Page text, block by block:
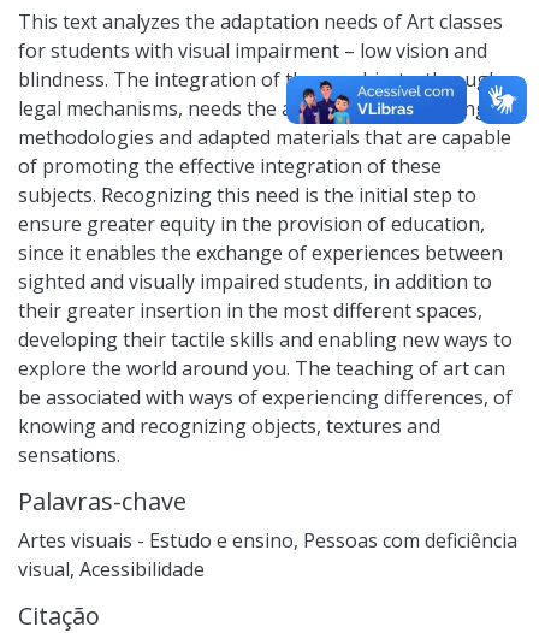
This text analyzes the adaptation needs of Art classes
for students with visual impairment – low vision and
blindness. The integration of these subjects, through
legal mechanisms, needs the adaptation of teaching
methodologies and adapted materials that are capable
of promoting the effective integration of these
subjects. Recognizing this need is the initial step to
ensure greater equity in the provision of education,
since it enables the exchange of experiences between
sighted and visually impaired students, in addition to
their greater insertion in the most different spaces,
developing their tactile skills and enabling new ways to
explore the world around you. The teaching of art can
be associated with ways of experiencing differences, of
knowing and recognizing objects, textures and
sensations.
Palavras-chave
Artes visuais - Estudo e ensino, Pessoas com deficiência
visual, Acessibilidade
Citação